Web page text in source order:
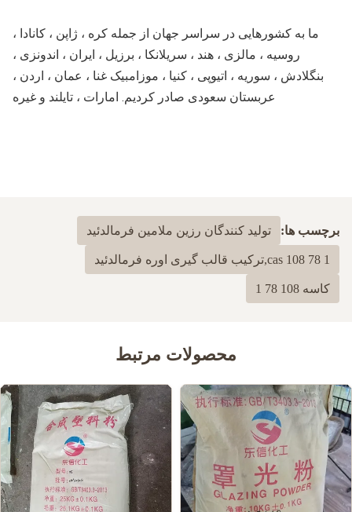
ما به کشورهایی در سراسر جهان از جمله کره ، ژاپن ، کانادا ،
روسیه ، مالزی ، هند ، سریلانکا ، برزیل ، ایران ، اندونزی ،
بنگلادش ، سوریه ، اتیوپی ، کنیا ، موزامبیک غنا ، عمان ، اردن ،
عربستان سعودی صادر کردیم. امارات ، تایلند و غیره
برچسب ها: تولید کنندگان رزین ملامین فرمالدئید
cas 108 78 1,ترکیب قالب گیری اوره فرمالدئید
کاسه 108 78 1
محصولات مرتبط